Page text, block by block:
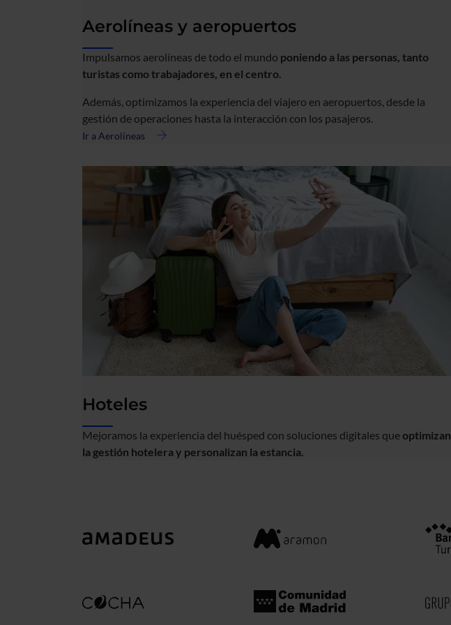
Aerolíneas y aeropuertos
Impulsamos aerolíneas de todo el mundo poniendo a las personas, tanto
turistas como trabajadores, en el centro.
Además, optimizamos la experiencia del viajero en aeropuertos, desde la
gestión de operaciones hasta la interacción con los pasajeros.
Ir a Aerolíneas
acerca
Hoteles
Mejoramos la experiencia del huésped con soluciones digitales queoptimizan
la gestión hotelera y personalizan la estancia.